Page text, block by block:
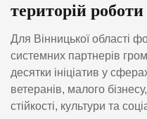
територій
Для Вінницької області
системних партнерів
десятки ініціатив у
ветеранів, малого
стійкості, культури та